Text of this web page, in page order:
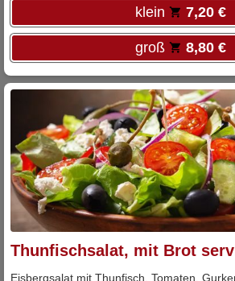
klein 7,20 €
groß 8,80 €
Thunfischsalat, mit Brot
Eisbergsalat mit Thunfisch, Tomaten,